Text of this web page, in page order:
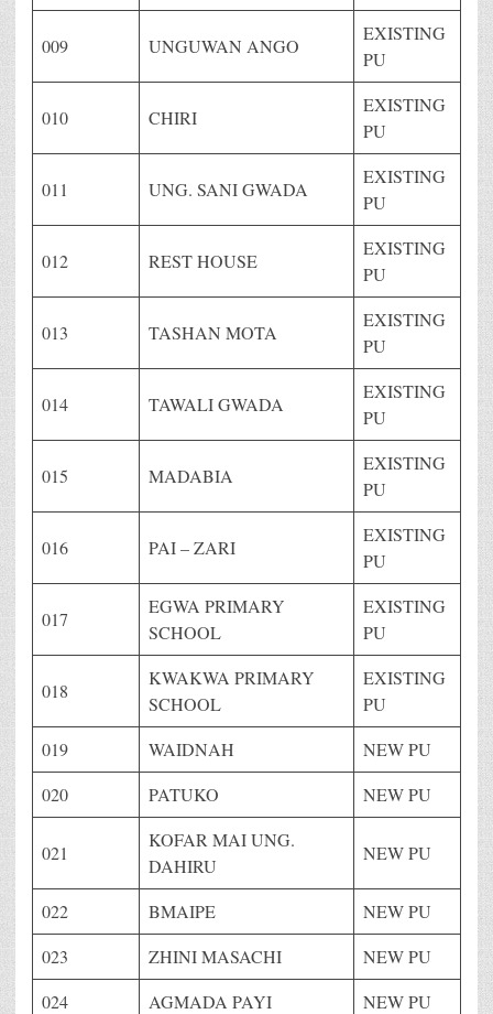
009 UNGUWAN ANGO
EXISTING
PU
010 CHIRI
EXISTING
PU
011 UNG. SANI GWADA
EXISTING
PU
012 REST HOUSE
EXISTING
PU
013 TASHAN MOTA
EXISTING
PU
014 TAWALI GWADA
EXISTING
PU
015 MADABIA
EXISTING
PU
016 PAI – ZARI
EXISTING
PU
017
EGWA PRIMARY
SCHOOL
EXISTING
PU
018
KWAKWA PRIMARY
SCHOOL
EXISTING
PU
019
WAIDNAH
NEW PU
020
PATUKO NEW PU
021
KOFAR MAI UNG.
DAHIRU
NEW PU
022 BMAIPE
NEW PU
023
ZHINI MASACHI
NEW PU
024
AGMADA PAYI
NEW PU